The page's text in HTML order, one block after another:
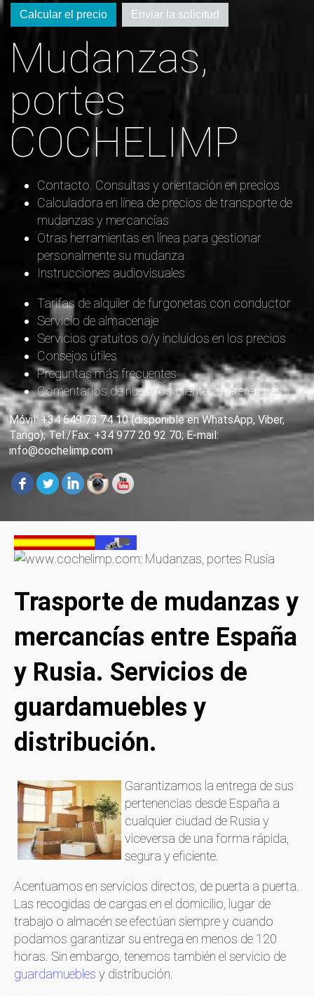
Calcular el precio Enviar la solicitud
Mudanzas,
portes
COCHELIMP
Contacto. Consultas y orientación en precios
Calculadora en línea de precios de transporte de
mudanzas y mercancías
Otras herramientas en línea para gestionar
personalmente su mudanza
Instrucciones audiovisuales
Tarifas de alquiler de furgonetas con conductor
Servicio de almacenaje
Servicios gratuitos o/y incluidos en los precios
Consejos útiles
Preguntas más frecuentes
Comentarios de nuestros clientes. Referencias
Móvil: +34 649 73 74 10 (disponible en WhatsApp, Viber,
Tango); Tel./Fax: +34 977 20 92 70; E-mail:
info@cochelimp.com
Trasporte de mudanzas y
mercancías entre España
y Rusia. Servicios de
guardamuebles y
distribución.
Garantizamos la entrega de sus
pertenencias desde España a
cualquier ciudad de Rusia y
viceversa de una forma rápida,
segura y eficiente.
Acentuamos en servicios directos, de puerta a puerta.
Las recogidas de cargas en el domicilio, lugar de
trabajo o almacén se efectúan siempre y cuando
podamos garantizar su entrega en menos de 120
horas. Sin embargo, tenemos también el servicio de
guardamuebles y distribución.